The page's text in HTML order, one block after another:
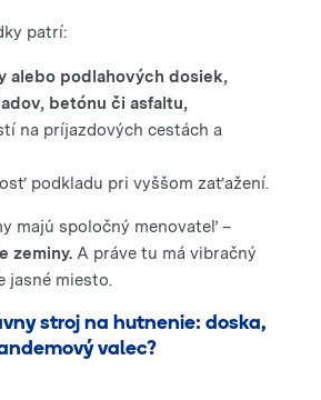
patrí:
alebo podlahových dosiek,
betónu či asfaltu,
na príjazdových cestách a
podkladu pri vyššom zaťažení.
majú spoločný menovateľ –
zeminy. A práve tu má vibračný
jasné miesto.
stroj na hutnenie: doska,
valec?